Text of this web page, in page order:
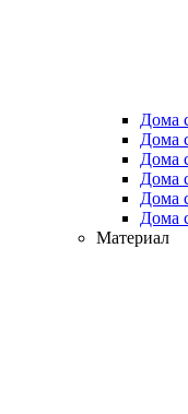
Дома
Дома
Дома
Дома
Дома
Дома
Материал